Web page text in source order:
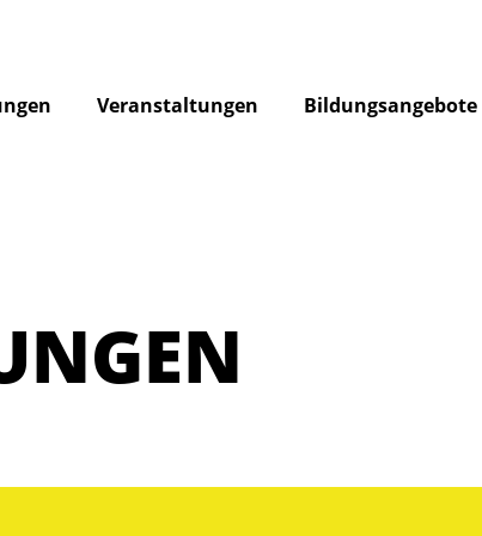
Veranstaltungen Bildungsangebote